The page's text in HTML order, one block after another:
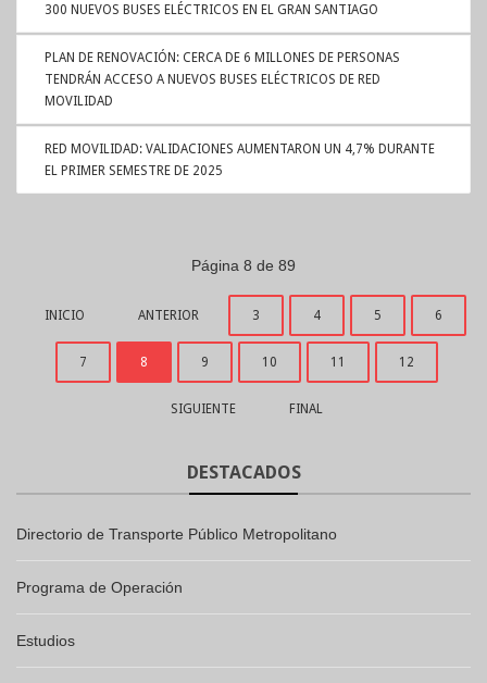
300 NUEVOS BUSES ELÉCTRICOS EN EL GRAN SANTIAGO
PLAN DE RENOVACIÓN: CERCA DE 6 MILLONES DE PERSONAS
TENDRÁN ACCESO A NUEVOS BUSES ELÉCTRICOS DE RED
MOVILIDAD
RED MOVILIDAD: VALIDACIONES AUMENTARON UN 4,7% DURANTE
EL PRIMER SEMESTRE DE 2025
Página 8 de 89
INICIO ANTERIOR 3 4 5 6
7 8 9 10 11 12
SIGUIENTE FINAL
DESTACADOS
Directorio de Transporte Público Metropolitano
Programa de Operación
Estudios